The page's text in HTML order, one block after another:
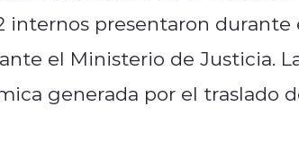
internos presentaron
el Ministerio de Justicia.
generada por el traslado